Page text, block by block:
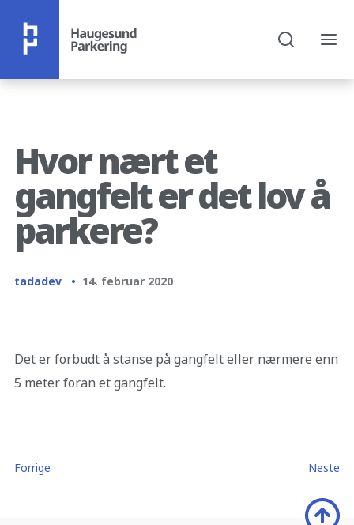
Hvor nært et
gangfelt er det lov å
parkere?
tadadev 14. februar 2020
Det er forbudt å stanse på gangfelt eller nærmere enn
5 meter foran et gangfelt.
Forrige Neste